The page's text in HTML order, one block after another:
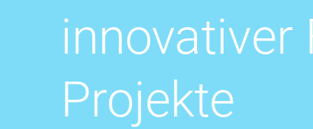
innovativer
Projekte